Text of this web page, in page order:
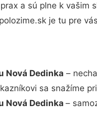
a sú plne k vašim
je tu pre
Nová Dedinka –
sa snažíme
Nová Dedinka –